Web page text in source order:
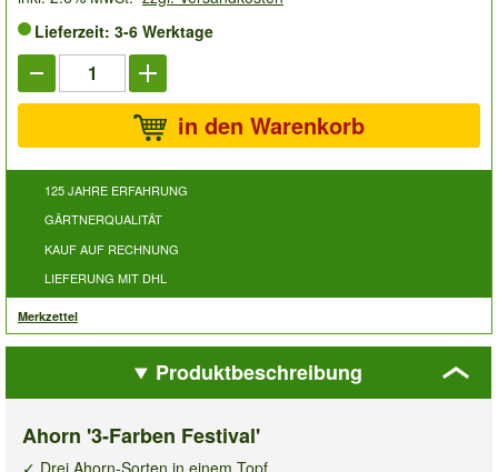
Lieferzeit: 3-6 Werktage
in den Warenkorb
125 JAHRE ERFAHRUNG
GÄRTNERQUALITÄT
KAUF AUF RECHNUNG
LIEFERUNG MIT DHL
Merkzettel
Produktbeschreibung
Ahorn '3-Farben Festival'